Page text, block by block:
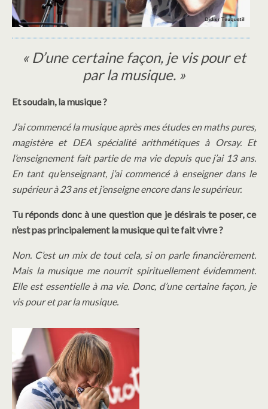
« D’une certaine façon, je vis pour et
par la musique. »
Et soudain, la musique ?
J’ai commencé la musique après mes études en maths pures,
magistère et DEA spécialité arithmétiques à Orsay. Et
l’enseignement fait partie de ma vie depuis que j’ai 13 ans.
En tant qu’enseignant, j’ai commencé à enseigner dans le
supérieur à 23 ans et j’enseigne encore dans le supérieur.
Tu réponds donc à une question que je désirais te poser, ce
n’est pas principalement la musique qui te fait vivre ?
Non. C’est un mix de tout cela, si on parle financièrement.
Mais la musique me nourrit spirituellement évidemment.
Elle est essentielle à ma vie. Donc, d’une certaine façon, je
vis pour et par la musique.